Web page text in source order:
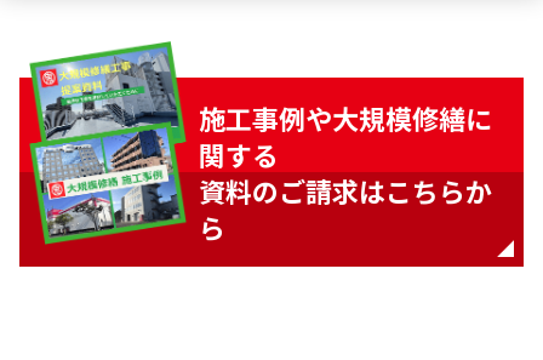
施工事例や大規模修繕に
関する
資料のご請求はこちらか
ら